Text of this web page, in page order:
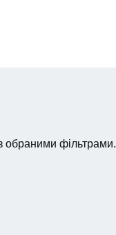
обраними фільтрами.